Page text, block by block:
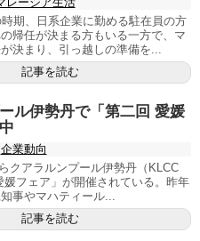
期、日系企業に勤める駐在員の方
帰任が決まる方もいる一方で、マ
決まり、引っ越しの準備を...
記事を読む
ル伊勢丹で「第二回 愛媛
企業動向
クアラルンプール伊勢丹（KLCC
媛フェア」が開催されている。昨年
事やマハティール...
記事を読む